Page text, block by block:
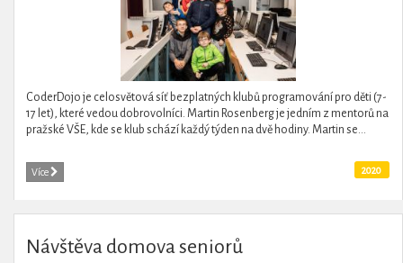
CoderDojo je celosvětová síť bezplatných klubů programování pro děti (7-
17 let), které vedou dobrovolníci. Martin Rosenberg je jedním z mentorů na
pražské VŠE, kde se klub schází každý týden na dvě hodiny. Martin se...
Více 2020
Návštěva domova seniorů